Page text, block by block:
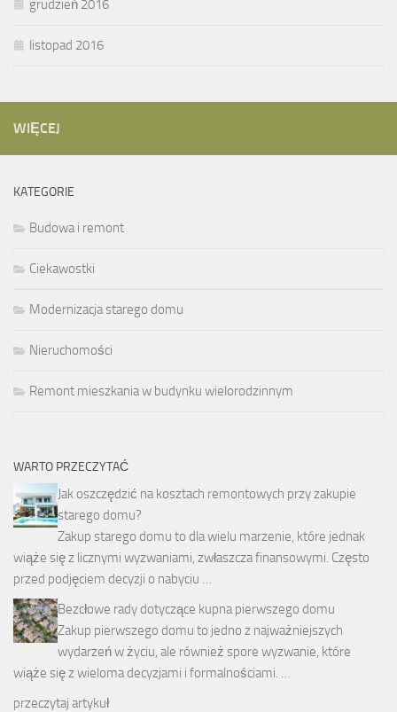
grudzień 2016
listopad 2016
WIĘCEJ
KATEGORIE
Budowa i remont
Ciekawostki
Modernizacja starego domu
Nieruchomości
Remont mieszkania w budynku wielorodzinnym
WARTO PRZECZYTAĆ
Jak oszczędzić na kosztach remontowych przy zakupie
starego domu?
Zakup starego domu to dla wielu marzenie, które jednak
wiąże się z licznymi wyzwaniami, zwłaszcza finansowymi. Często
przed podjęciem decyzji o nabyciu …
Bezcłowe rady dotyczące kupna pierwszego domu
Zakup pierwszego domu to jedno z najważniejszych
wydarzeń w życiu, ale również spore wyzwanie, które
wiąże się z wieloma decyzjami i formalnościami. …
przeczytaj artykuł